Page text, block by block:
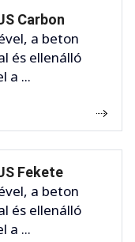
Carbon
a beton
és ellenálló
a ...
Fekete
a beton
és ellenálló
a ...